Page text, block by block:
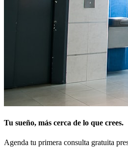
Tu sueño, más cerca de lo que crees.
Agenda tu primera consulta gratuita